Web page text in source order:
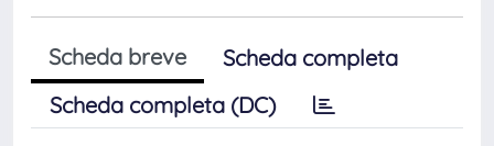
Scheda breve
Scheda completa
Scheda completa (DC)